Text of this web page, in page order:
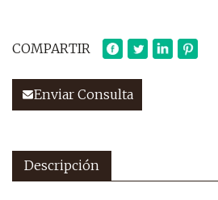
COMPARTIR
Enviar Consulta
Descripción